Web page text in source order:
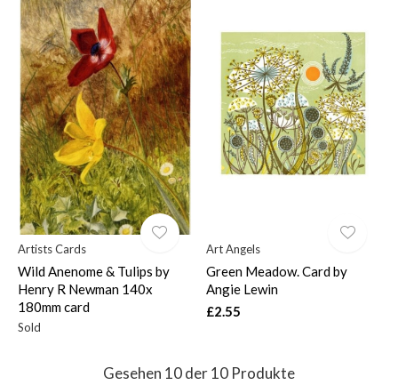
Artists Cards
Wild Anenome & Tulips by
Henry R Newman 140x
180mm card
Sold
Art Angels
Green Meadow. Card by
Angie Lewin
£2.55
Gesehen 10 der 10 Produkte